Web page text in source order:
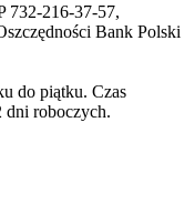
732-216-37-57,
Bank Polski
do piątku. Czas
dni roboczych.